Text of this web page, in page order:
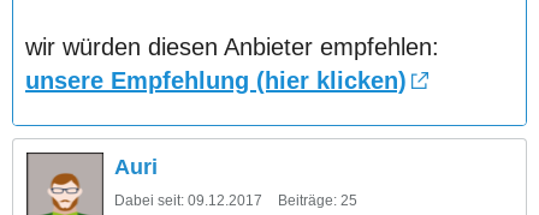
wir würden diesen Anbieter empfehlen:
unsere Empfehlung (hier klicken)
Auri
Dabei seit: 09.12.2017 Beiträge: 25